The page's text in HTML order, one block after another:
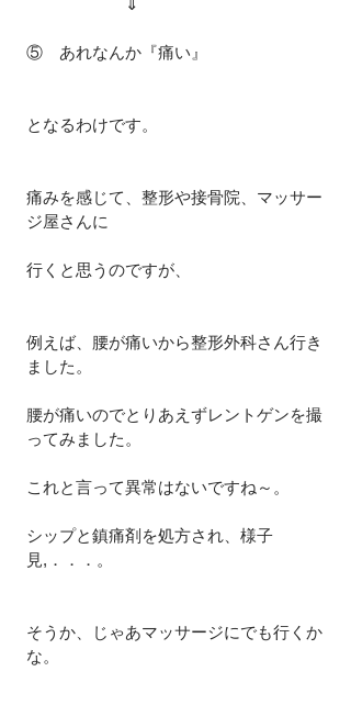
⇓
⑤　あれなんか『痛い』
となるわけです。
痛みを感じて、整形や接骨院、マッサー
ジ屋さんに
行くと思うのですが、
例えば、腰が痛いから整形外科さん行き
ました。
腰が痛いのでとりあえずレントゲンを撮
ってみました。
これと言って異常はないですね～。
シップと鎮痛剤を処方され、様子
見,．．．。
そうか、じゃあマッサージにでも行くか
な。